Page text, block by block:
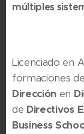
múltiples
Licenciado en
formaciones
Dirección en
de Directivos
Business